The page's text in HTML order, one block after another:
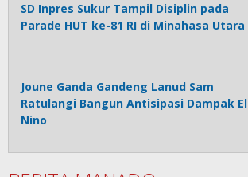
SD Inpres Sukur Tampil Disiplin pada
Parade HUT ke-81 RI di Minahasa Utara
Joune Ganda Gandeng Lanud Sam
Ratulangi Bangun Antisipasi Dampak El
Nino